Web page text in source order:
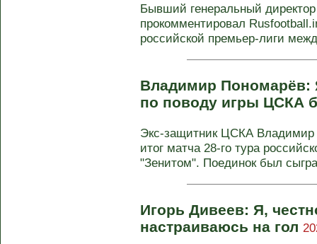
Бывший генеральный
прокомментировал
российской премьер-лиги
Владимир Пономарёв:
по поводу игры ЦСКА
Экс-защитник ЦСКА Владимир
итог матча 28-го тура
"Зенитом". Поединок был
Игорь Дивеев: Я,
настраиваюсь на гол